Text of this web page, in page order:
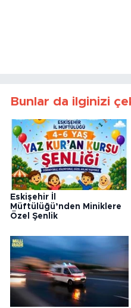
Bunlar da ilginizi
Eskişehir İl
Müftülüğü’nden Miniklere
Özel Şenlik